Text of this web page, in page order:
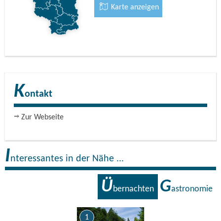
Karte anzeigen
Kontakt
Zur Webseite
Interessantes in der Nähe ...
Übernachten Gastronomie
1